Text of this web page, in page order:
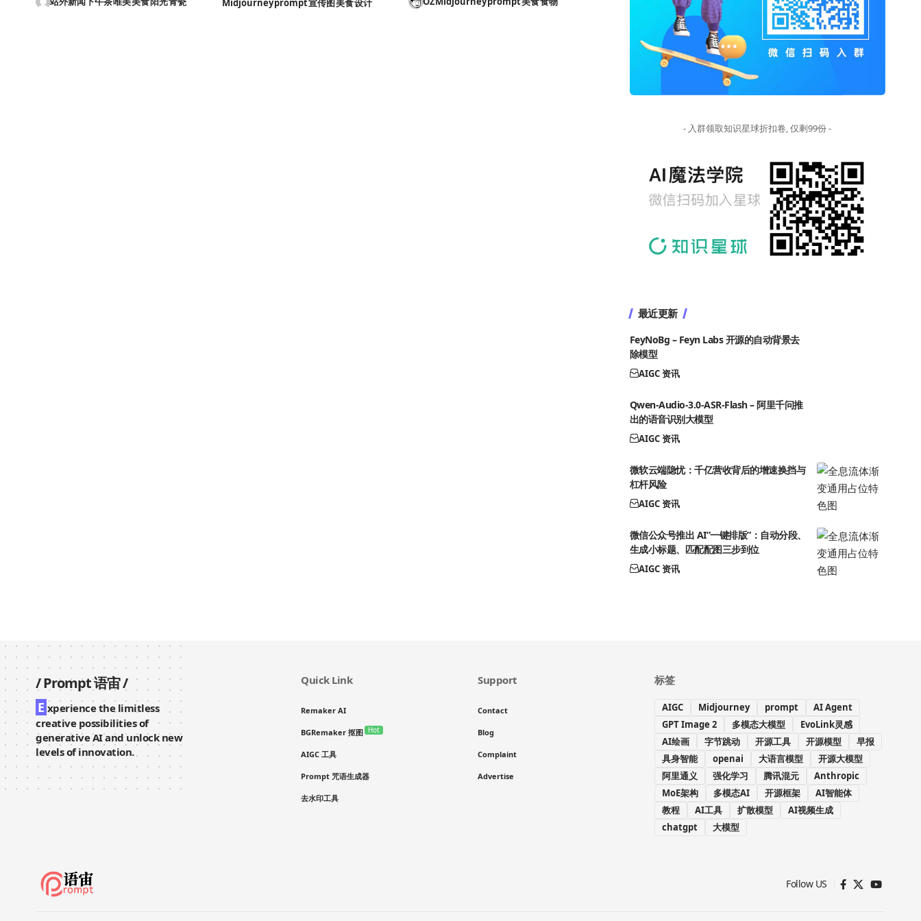
Midjourneyprompt宣传图美食设计
- 入群领取知识星球折扣卷, 仅剩99份 -
最近更新
FeyNoBg – Feyn Labs 开源的自动背景去
除模型
AIGC 资讯
Qwen-Audio-3.0-ASR-Flash – 阿里千问推
出的语音识别大模型
AIGC 资讯
微软云端隐忧：千亿营收背后的增速换挡与
杠杆风险
AIGC 资讯
微信公众号推出 AI”一键排版”：自动分段、
生成小标题、匹配配图三步到位
AIGC 资讯
/Prompt 语宙/
E xperience the limitless
creative possibilities of
generative AI and unlock new
levels of innovation.
Quick Link
Remaker AI
BGRemaker 抠图 Hot
AIGC 工具
Prompt 咒语生成器
去水印工具
Support
Contact
Blog
Complaint
Advertise
标签
AIGC Midjourney prompt
AI Agent
GPT Image 2
多模态大模型
EvoLink灵感
AI绘画
字节跳动 开源工具 开源模型
早报
具身智能
openai 大语言模型
开源大模型
阿里通义
强化学习 腾讯混元
Anthropic
MoE架构
多模态AI 开源框架
AI智能体
教程
AI工具 扩散模型
AI视频生成
chatgpt
大模型
Follow US